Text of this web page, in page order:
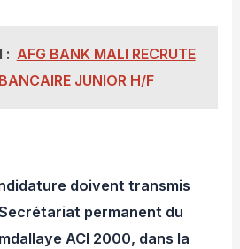
: AFG BANK MALI RECRUTE
JUNIOR H/F
doivent transmis
permanent du
ACI 2000, dans la